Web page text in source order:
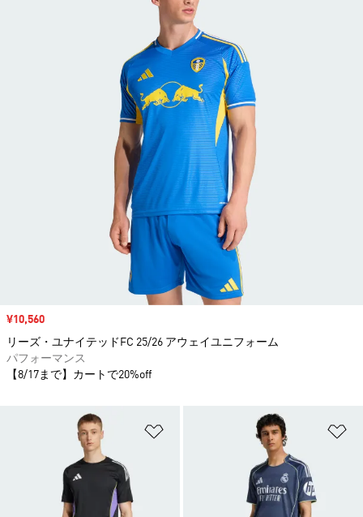
ほしいものリストに追加
セール価格
¥10,560
リーズ・ユナイテッドFC 25/26 アウェイユニフォーム
パフォーマンス
【8/17まで】カートで20%off